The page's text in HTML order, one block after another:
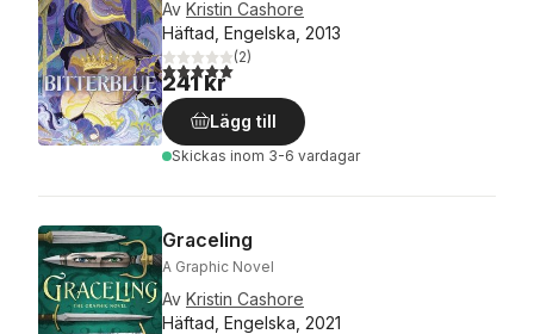
Av Kristin Cashore
Häftad, Engelska, 2013
5,0utav 5 stjärnor. Totalt antal röster:
(2)
241 kr
Lägg till
Skickas inom 3-6 vardagar
Graceling
A Graphic Novel
Av Kristin Cashore
Häftad, Engelska, 2021